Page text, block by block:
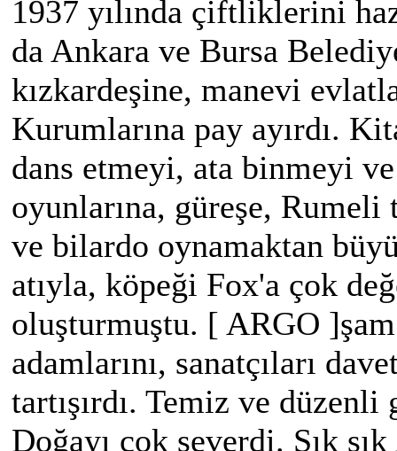
1937 yılında çiftliklerini
da Ankara ve Bursa
kızkardeşine, manevi
Kurumlarına pay ayırdı.
dans etmeyi, ata binmeyi
oyunlarına, güreşe,
ve bilardo oynamaktan
atıyla, köpeği Fox'a çok
oluşturmuştu. [ ARGO
adamlarını, sanatçıları
tartışırdı. Temiz ve
Doğayı çok severdi. Sık